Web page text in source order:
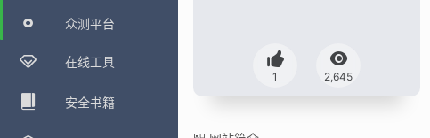
众测平台
在线工具
安全书籍
1 2,645